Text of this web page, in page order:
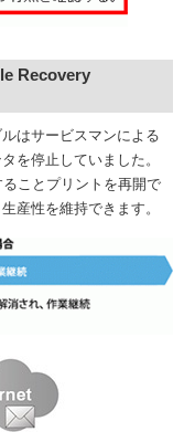
Recovery
はサービスマンによる
を停止していました。
ことプリントを再開で
産性を維持できます。